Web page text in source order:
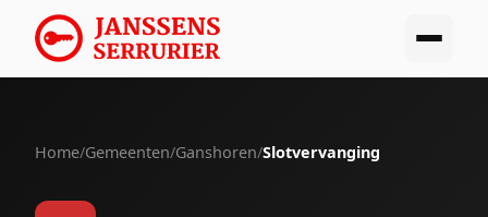
Home/Gemeenten/Ganshoren/Slotvervanging